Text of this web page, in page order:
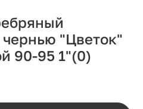
чернью "Цветок"
90-95 1"(0)